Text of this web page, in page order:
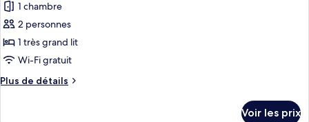
pour
ce
type
de
chambre :
Bungalow
1 chambre
2 personnes
1 très grand lit
Wi-Fi gratuit
Plus de détails
Plus
Voir les prix